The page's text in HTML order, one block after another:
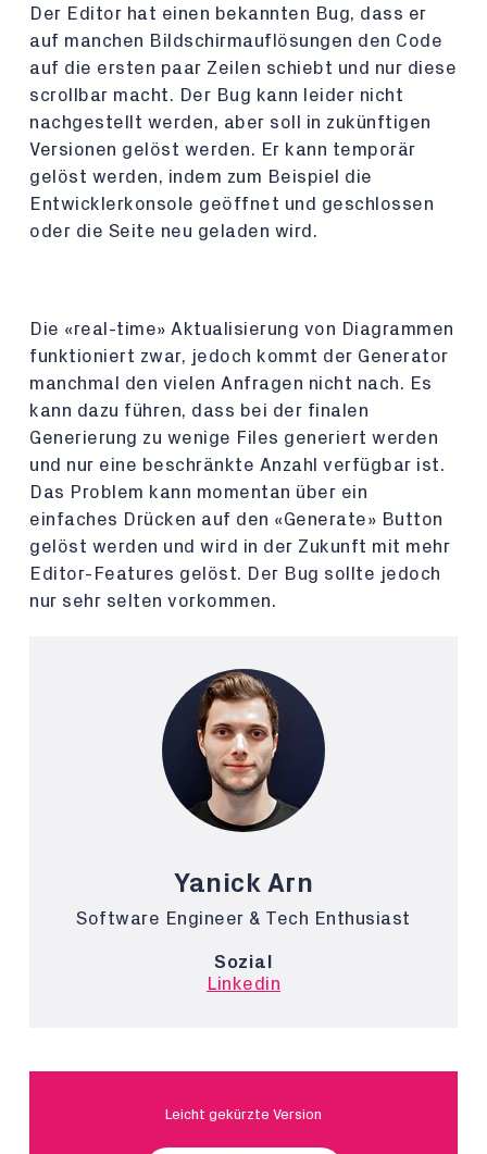
Der Editor hat einen bekannten Bug, dass er
auf manchen Bildschirmauflösungen den Code
auf die ersten paar Zeilen schiebt und nur diese
scrollbar macht. Der Bug kann leider nicht
nachgestellt werden, aber soll in zukünftigen
Versionen gelöst werden. Er kann temporär
gelöst werden, indem zum Beispiel die
Entwicklerkonsole geöffnet und geschlossen
oder die Seite neu geladen wird.
Die «real-time» Aktualisierung von Diagrammen
funktioniert zwar, jedoch kommt der Generator
manchmal den vielen Anfragen nicht nach. Es
kann dazu führen, dass bei der finalen
Generierung zu wenige Files generiert werden
und nur eine beschränkte Anzahl verfügbar ist.
Das Problem kann momentan über ein
einfaches Drücken auf den «Generate» Button
gelöst werden und wird in der Zukunft mit mehr
Editor-Features gelöst. Der Bug sollte jedoch
nur sehr selten vorkommen.
Yanick Arn
Software Engineer & Tech Enthusiast
Sozial
Linkedin
Leicht gekürzte Version